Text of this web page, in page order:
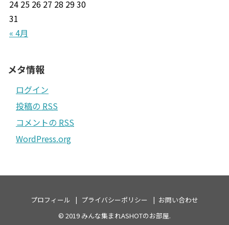
« 4月
24 25 26 27 28 2930
31
メタ情報
ログイン
投稿の RSS
コメントの RSS
WordPress.org
プロフィール プライバシーポリシー
お問い合わせ
© 2019 みんな集まれASHOTのお部屋.